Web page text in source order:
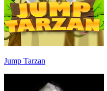
Jump Tarzan